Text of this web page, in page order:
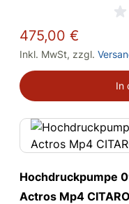
475,00 €
Inkl. MwSt, zzgl.
In
Hochdruckpumpe
Actros Mp4